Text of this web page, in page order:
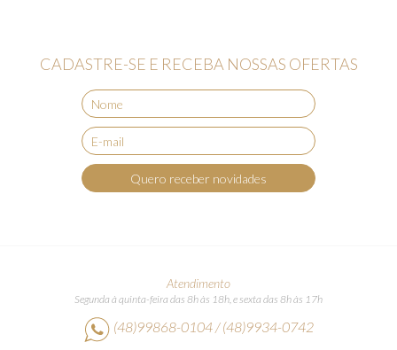
CADASTRE-SE E RECEBA NOSSAS OFERTAS
Quero receber novidades
Atendimento
Segunda à quinta-feira das 8h às 18h, e sexta das 8h às 17h
(48)99868-0104 / (48)9934-0742